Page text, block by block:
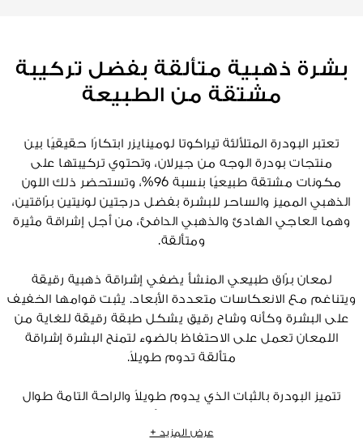
بشرة ذهبية متألقة بفضل تركيبة
مشتقة من الطبيعة
تعتبر البودرة المتلألئة تيراكوتا لومينايزر ابتكارًا حقيقيًا بين
منتجات بودرة الوجه من جيرلان، وتحتوي تركيبتها على
مكونات مشتقة طبيعيًا بنسبة 96%، وتستحضر ذلك اللون
الذهبي المميز والساحر للبشرة بفضل درجتين لونيتين برّاقتين،
وهما العاجي الهادئ والذهبي الدافئ، من أجل إشراقة مثيرة
ومتألقة.
لمعان برّاق طبيعي المنشأ يضفي إشراقة ذهبية رقيقة
ويتناغم مع الانعكاسات متعددة الأبعاد. يثبت قوامها الخفيف
على البشرة وكأنه وشاح رقيق يشكل طبقة رقيقة للغاية من
اللمعان تعمل على الاحتفاظ بالضوء لتمنح البشرة إشراقة
متألقة تدوم طويلاً.
تتميز البودرة بالثبات الذي يدوم طويلاً والراحة التامة طوال
عرض المزيد +